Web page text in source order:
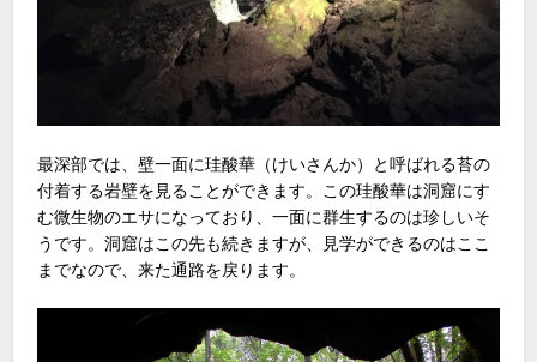
最深部では、壁一面に珪酸華（けいさんか）と呼ばれる苔の
付着する岩壁を見ることができます。この珪酸華は洞窟にす
む微生物のエサになっており、一面に群生するのは珍しいそ
うです。洞窟はこの先も続きますが、見学ができるのはここ
までなので、来た通路を戻ります。